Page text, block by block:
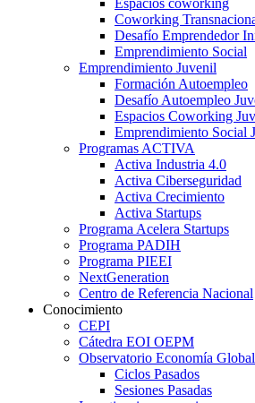
Coworking
Desafío Emprendedor
Emprendimiento Social
Emprendimiento Juvenil
Formación Autoempleo
Desafío Autoempleo
Espacios Coworking
Emprendimiento Social
Programas ACTIVA
Activa Industria 4.0
Activa Ciberseguridad
Activa Crecimiento
Activa Startups
Programa Acelera Startups
Programa PADIH
Programa PIEEI
NextGeneration
Centro de Referencia Nacional
Conocimiento
CEPI
Cátedra EOI OEPM
Observatorio Economía Global
Ciclos Pasados
Sesiones Pasadas